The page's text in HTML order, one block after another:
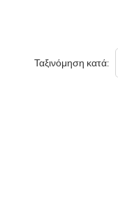
Ταξινόμηση κατά: